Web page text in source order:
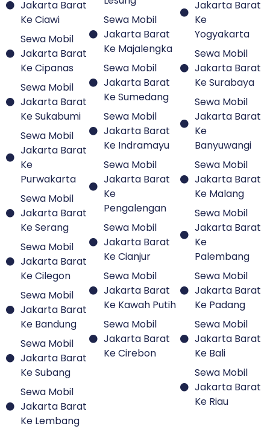
Jakarta Barat
Ke Ciawi
Sewa Mobil
Jakarta Barat
Ke Cipanas
Sewa Mobil
Jakarta Barat
Ke Sukabumi
Sewa Mobil
Jakarta Barat
Ke
Purwakarta
Sewa Mobil
Jakarta Barat
Ke Serang
Sewa Mobil
Jakarta Barat
Ke Cilegon
Sewa Mobil
Jakarta Barat
Ke Bandung
Sewa Mobil
Jakarta Barat
Ke Subang
Sewa Mobil
Jakarta Barat
Ke Lembang
Sewa Mobil
Jakarta Barat
Ke Majalengka
Sewa Mobil
Jakarta Barat
Ke Sumedang
Sewa Mobil
Jakarta Barat
Ke Indramayu
Sewa Mobil
Jakarta Barat
Ke
Pengalengan
Sewa Mobil
Jakarta Barat
Ke Cianjur
Sewa Mobil
Jakarta Barat
Ke Kawah Putih
Sewa Mobil
Jakarta Barat
Ke Cirebon
Jakarta Barat
Ke
Yogyakarta
Sewa Mobil
Jakarta Barat
Ke Surabaya
Sewa Mobil
Jakarta Barat
Ke
Banyuwangi
Sewa Mobil
Jakarta Barat
Ke Malang
Sewa Mobil
Jakarta Barat
Ke
Palembang
Sewa Mobil
Jakarta Barat
Ke Padang
Sewa Mobil
Jakarta Barat
Ke Bali
Sewa Mobil
Jakarta Barat
Ke Riau